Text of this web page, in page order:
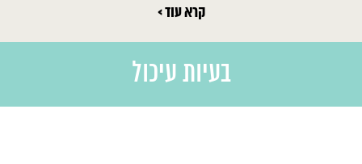
קרא עוד >
בעיות עיכול